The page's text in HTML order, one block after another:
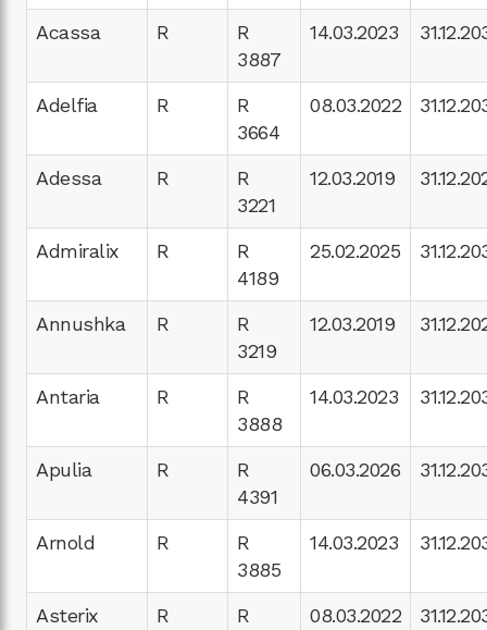
Acassa R
R
3887
14.03.2023
Adelfia R
R
3664
08.03.2022
Adessa R
R
3221
12.03.2019
Admiralix R
R
4189
25.02.2025
Annushka R
R
3219
12.03.2019
Antaria R
R
3888
14.03.2023
Apulia R
R
4391
06.03.2026
Arnold R
R
3885
14.03.2023
Asterix R
R
08.03.2022